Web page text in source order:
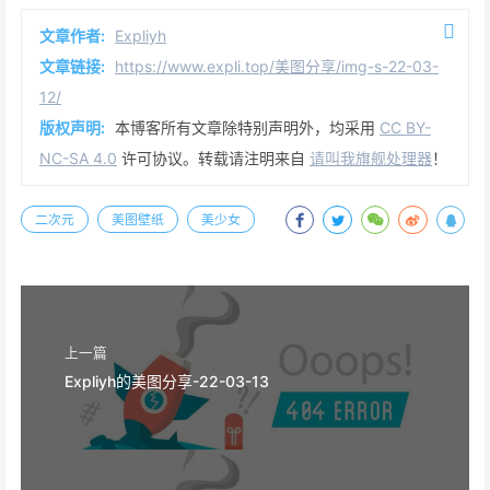
文章作者: Expliyh
文章链接: https://www.expli.top/美图分享/img-s-22-03-
12/
版权声明: 本博客所有文章除特别声明外，均采用 CC BY-
NC-SA 4.0 许可协议。转载请注明来自 请叫我旗舰处理器！
二次元 美图壁纸 美少女
上一篇
Expliyh的美图分享-22-03-13